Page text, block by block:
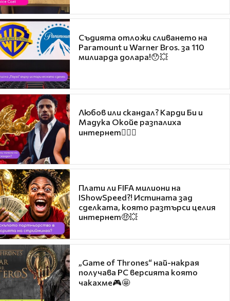
Съдията отложи сливането на
Paramount и Warner Bros. за 110
милиарда долара!😯💥
Любов или скандал? Карди Би и
Мадука Окойе разпалиха
интернет❤️‍🔥🔥
Плати ли FIFA милиони на
IShowSpeed?! Истината зад
сделката, която разтърси целия
интернет🤑💥
„Game of Thrones“ най-накрая
получава PC версията която
чакахме🎮🤩